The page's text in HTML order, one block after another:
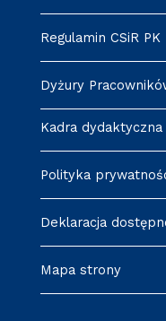
Regulamin CSiR PK
Dyżury
Kadra dydaktyczna
Polityka
Deklaracja
Mapa strony